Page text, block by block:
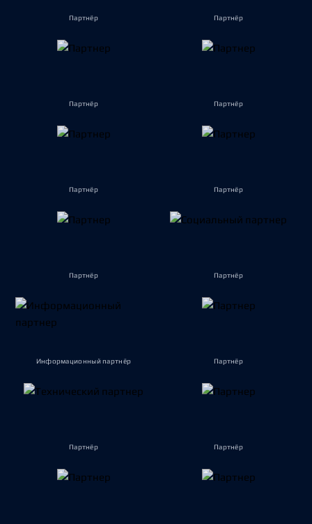
Партнёр Партнёр
Партнёр Партнёр
Партнёр Партнёр
Партнёр Партнёр
Информационный партнёр Партнёр
Партнёр Партнёр